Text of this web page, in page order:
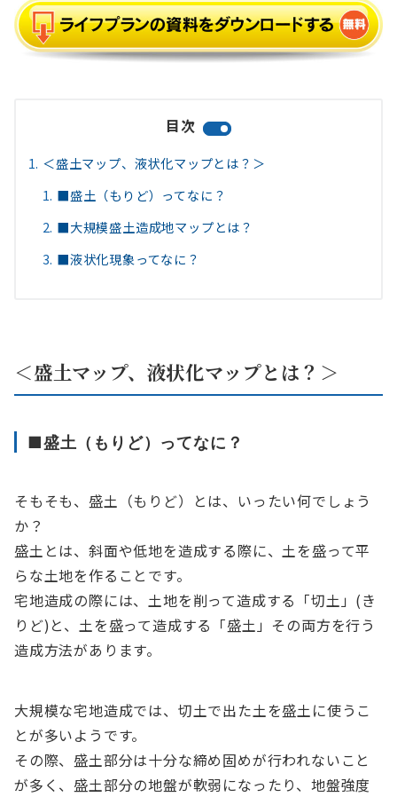
目次
＜盛土マップ、液状化マップとは？＞
■盛土（もりど）ってなに？
■大規模盛土造成地マップとは？
■液状化現象ってなに？
＜盛土マップ、液状化マップとは？＞
■盛土（もりど）ってなに？
そもそも、盛土（もりど）とは、いったい何でしょう
か？
盛土とは、斜面や低地を造成する際に、土を盛って平
らな土地を作ることです。
宅地造成の際には、土地を削って造成する「切土」(き
りど)と、土を盛って造成する「盛土」その両方を行う
造成方法があります。
大規模な宅地造成では、切土で出た土を盛土に使うこ
とが多いようです。
その際、盛土部分は十分な締め固めが行われないこと
が多く、盛土部分の地盤が軟弱になったり、地盤強度